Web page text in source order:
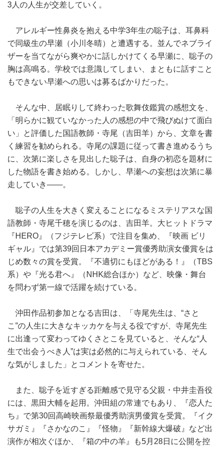
3人の人生が交差していく。
アレルギー性鼻炎を抱える中学3年生の聡子は、耳鼻科
で同級生の早瀬（小川冬晴）と遭遇する。並んでネブライ
ザーを当てながら爽やかに話しかけてくる早瀬に、聡子の
胸は高鳴る。学校では意識してしまい、まともに話すこと
もできない早瀬への思いは募るばかりだった。
そんな中、居眠りして終わった歌舞伎鑑賞の感想文を、
「明らかに観ていなかった人の感想の中で飛びぬけて面白
い」と評価した国語教師・寺尾（吉田羊）から、文章を書
く練習を勧められる。寺尾の課題に従って書き進めるうち
に、次第に楽しさを見出した聡子は、自身の初恋を題材に
した物語を書き始める。しかし、早瀬への妄想は次第に暴
走していき――。
聡子の人生を大きく変えることになるミステリアスな国
語教師・寺尾千穂を演じるのは、吉田羊。大ヒットドラマ
『HERO』（フジテレビ系）で注目を集め、『映画 ビリ
ギャル』では第39回日本アカデミー賞優秀助演女優賞をは
じめ数々の賞を受賞。『不適切にもほどがある！』（TBS
系）や『光る君へ』（NHK総合ほか）など、映像・舞台
を問わず第一線で活躍を続けている。
沖田作品初参加となる吉田は、「寺尾先生は、“さと
こ”の人生に大きなキッカケを与える役ですが、寺尾先生
に出逢って変わってゆくさとこを見ていると、そんな“人
生で出会うべき人”は実は必然的に与えられている、そん
な気がしました」とコメントを寄せた。
また、聡子を近すぎる距離感で見守る父親・中井圭吾役
には、黒田大輔を起用。沖田組の常連でもあり、『恋人た
ち』で第30回高崎映画祭最優秀助演男優賞を受賞。『イク
サガミ』『さかなのこ』『怪物』『新幹線大爆破』など出
演作が相次ぐほか、『箱の中の羊』も5月28日に公開を控